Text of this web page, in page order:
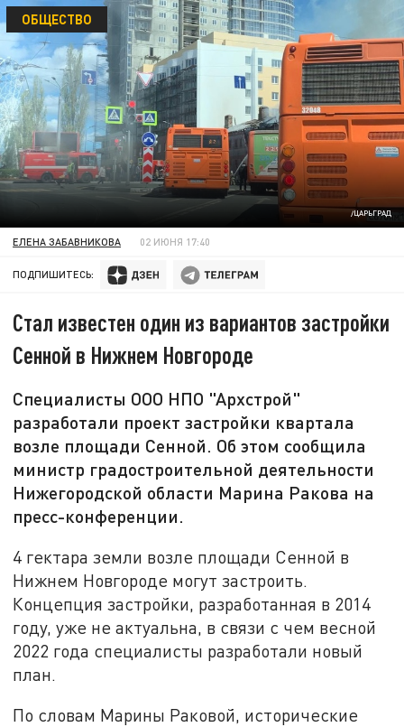
/ЦАРЬГРАД
ОБЩЕСТВО
ЕЛЕНА ЗАБАВНИКОВА 02 ИЮНЯ 17:40
ПОДПИШИТЕСЬ:
Стал известен один из вариантов застройки
Сенной в Нижнем Новгороде
Специалисты ООО НПО "Архстрой"
разработали проект застройки квартала
возле площади Сенной. Об этом сообщила
министр градостроительной деятельности
Нижегородской области Марина Ракова на
пресс-конференции.
4 гектара земли возле площади Сенной в
Нижнем Новгороде могут застроить.
Концепция застройки, разработанная в 2014
году, уже не актуальна, в связи с чем весной
2022 года специалисты разработали новый
план.
По словам Марины Раковой, исторические